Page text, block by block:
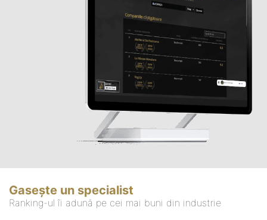
Gasește un specialist
Ranking-ul îi adună pe cei mai buni din industrie